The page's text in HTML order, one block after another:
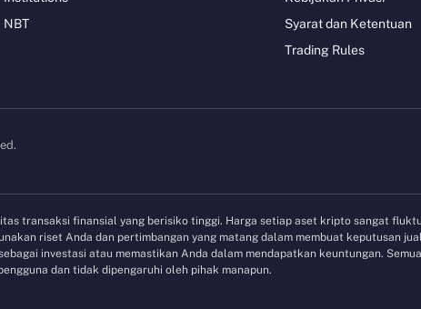
NBT
Syarat dan Ketentuan
Trading Rules
transaksi finansial yang berisiko tinggi. Harga setiap aset kripto sangat
riset Anda dan pertimbangan yang matang dalam membuat keputusan
investasi atau memastikan Anda dalam mendapatkan keuntungan.
dan tidak dipengaruhi oleh pihak manapun.